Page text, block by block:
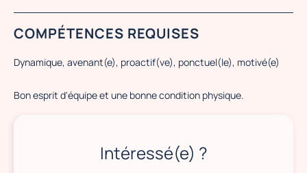
COMPÉTENCES REQUISES
Dynamique, avenant(e), proactif(ve), ponctuel(le), motivé(e)
Bon esprit d'équipe et une bonne condition physique.
Intéressé(e) ?